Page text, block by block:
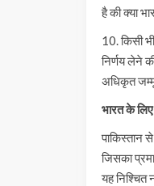
है की क्या
10. किसी
निर्णय लेने
अधिकृत जम्मू
भारत के
पाकिस्तान
जिसका
यह निश्चित